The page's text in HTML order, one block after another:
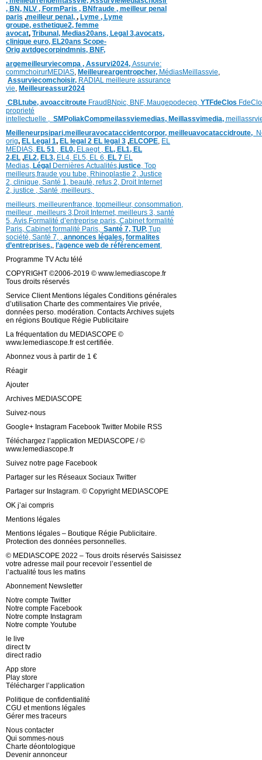
, BN, NLV , FormParis , BNfraude , meilleur penal
paris ,meilleur penal, , Lyme , Lyme
groupe, esthetique2, femme
avocat, Tribunal, Medias20ans, Legal 3,avocats,
clinique euro, EL20ans Scope-
Orig avtdgecorpindmnis, BNF,
argemeilleurviecompa , Assurvi2024, Assurvie:
commchoirurMEDIAS, Meilleureargentropcher, MédiasMeillassvie,
Assurviecomchoisir, RADIAL meilleure assurance
vie, Meilleureassur2024
CBLtube, avoaccitroute FraudBNpic, BNF, Maugepodecep, YTFdeClos
proprieté
intellectuelle , SMPoliakCompmeilassviemedias, Meillassvimedia,
Meilleneurpsipari,meilleuravocataccidentcorpor, meilleuavocataccidroute,
orig, EL Legal 1, EL legal 2 EL legal 3 ,ELCOPE, EL
MEDIAS, EL 51 , EL0, ELaegt , EL, EL1, EL
2,EL ,EL2, EL3, EL4, EL5, EL 6, EL 7 EL
Medias, Légal Dernières Actualités,justice, Top
meilleurs,fraude you tube, Rhinoplastie 2, Justice
2, clinique, Santé 1, beauté, refus 2, Droit Internet
2, justice , Santé ,meilleurs,
meilleurs, meilleurenfrance, topmeilleur, consommation,
meilleur , meilleurs 3,Droit Internet, meilleurs 3, santé
5, Avis,Formalité d’entreprise paris, Cabinet formalité
Paris, Cabinet formalité Paris, Santé 7, TUP, Tup
société, Santé 7, , annonces légales, formalites
d’entreprises,, l’agence web de référencement,
Programme TV Actu télé
COPYRIGHT ©2006-2019 © www.lemediascope.fr
Tous droits réservés
Service Client Mentions légales Conditions générales
d’utilisation Charte des commentaires Vie privée,
données perso. modération. Contacts Archives sujets
en régions Boutique Régie Publicitaire
La fréquentation du MEDIASCOPE ©
www.lemediascope.fr est certifiée.
Abonnez vous à partir de 1 €
Réagir
Ajouter
Archives MEDIASCOPE
Suivez-nous
Google+ Instagram Facebook Twitter Mobile RSS
Téléchargez l’application MEDIASCOPE / ©
www.lemediascope.fr
Suivez notre page Facebook
Partager sur les Réseaux Sociaux Twitter
Partager sur Instagram. © Copyright MEDIASCOPE
OK j’ai compris
Mentions légales
Mentions légales – Boutique Régie Publicitaire.
Protection des données personnelles.
© MEDIASCOPE 2022 – Tous droits réservés Saisissez
votre adresse mail pour recevoir l’essentiel de
l’actualité tous les matins
Abonnement Newsletter
Notre compte Twitter
Notre compte Facebook
Notre compte Instagram
Notre compte Youtube
le live
direct tv
direct radio
App store
Play store
Télécharger l’application
Politique de confidentialité
CGU et mentions légales
Gérer mes traceurs
Nous contacter
Qui sommes-nous
Charte déontologique
Devenir annonceur